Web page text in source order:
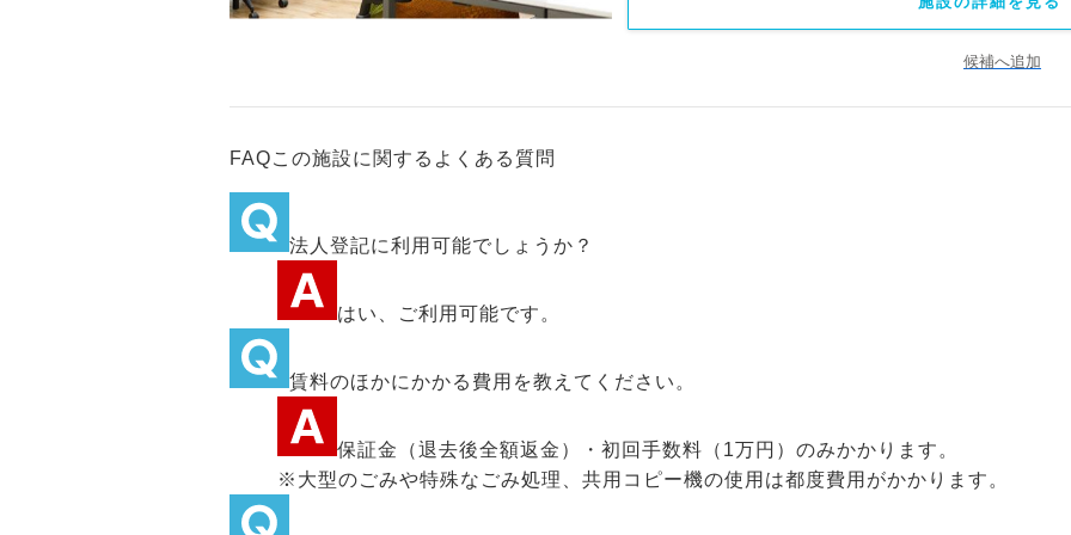
候補へ追加
FAQこの施設に関するよくある質問
法人登記に利用可能でしょうか？
はい、ご利用可能です。
賃料のほかにかかる費用を教えてください。
保証金（退去後全額返金）・初回手数料（1万円）のみかかります。
※大型のごみや特殊なごみ処理、共用コピー機の使用は都度費用がかかります。